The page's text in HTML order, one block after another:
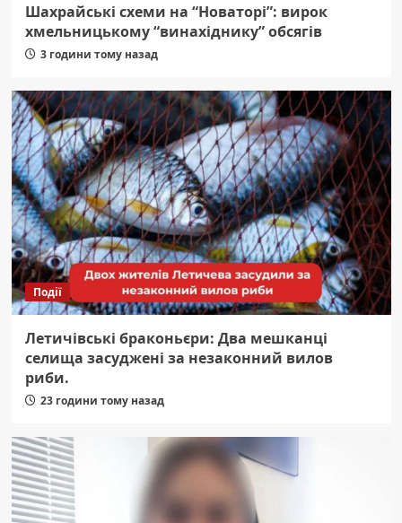
Шахрайські схеми на “Новаторі”: вирок
хмельницькому “винахіднику” обсягів
3 години тому назад
Події
Летичівські браконьєри: Два мешканці
селища засуджені за незаконний вилов
риби.
23 години тому назад